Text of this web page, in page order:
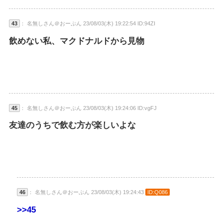
43 ： 名無しさん＠おーぷん 23/08/03(木) 19:22:54 ID:94ZI
飲めない私、マクドナルドから見物
45 ： 名無しさん＠おーぷん 23/08/03(木) 19:24:06 ID:vgFJ
友達のうちで飲む方が楽しいよな
46 ： 名無しさん＠おーぷん 23/08/03(木) 19:24:43 ID:Q086
>>45